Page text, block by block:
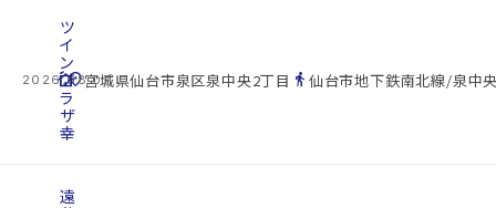
2026.08.07
cottage
ツ
イ
ン
プ
ラ
ザ
幸
location_on宮城県仙台市泉区泉中央2丁目 directions_walk 仙台市地下鉄南北線/泉中
遠